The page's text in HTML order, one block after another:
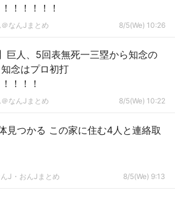
！！！！！
なんJまとめ 8/5(We) 10:26
巨人、5回表無死一三塁から知念の
念はプロ初打
！！！
なんJまとめ 8/5(We) 10:22
見つかる この家に住む4人と連絡取
J・おんJまとめ 8/5(We) 9:13